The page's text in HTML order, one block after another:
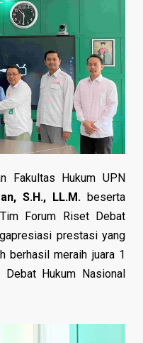
Fakultas Hukum UPN
S.H., LL.M. beserta
Forum Riset Debat
prestasi yang
berhasil meraih juara 1
Hukum Nasional